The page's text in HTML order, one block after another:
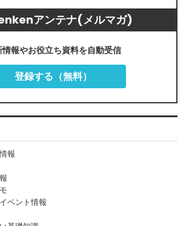
アンテナ(メルマガ)
情報やお役立ち資料を自動受信
登録する（無料）
報
ベント情報